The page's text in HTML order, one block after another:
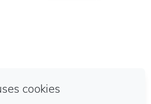
Horizonte